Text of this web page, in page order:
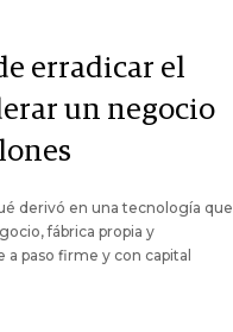
erradicar el
un negocio
derivó en una tecnología que
fábrica propia y
paso firme y con capital